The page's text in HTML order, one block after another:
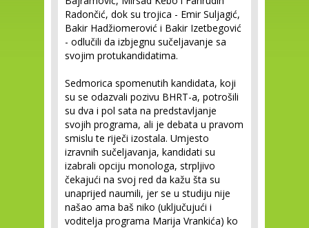
Radončić, dok su trojica - Emir Suljagić,
Bakir Hadžiomerović i Bakir Izetbegović
- odlučili da izbjegnu sučeljavanje sa
svojim protukandidatima.
Sedmorica spomenutih kandidata, koji
su se odazvali pozivu BHRT-a, potrošili
su dva i pol sata na predstavljanje
svojih programa, ali je debata u pravom
smislu te riječi izostala. Umjesto
izravnih sučeljavanja, kandidati su
izabrali opciju monologa, strpljivo
čekajući na svoj red da kažu šta su
unaprijed naumili, jer se u studiju nije
našao ama baš niko (uključujući i
voditelja programa Marija Vrankića) ko